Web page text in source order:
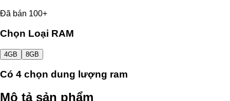
Đã bán 100+
Chọn Loại RAM
4GB 8GB
Có 4 chọn dung lượng ram
Mô tả sản phẩm